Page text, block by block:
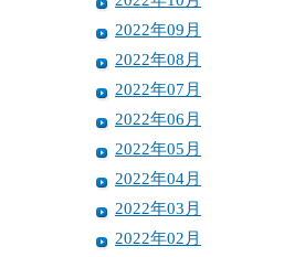
2022年09月
2022年08月
2022年07月
2022年06月
2022年05月
2022年04月
2022年03月
2022年02月